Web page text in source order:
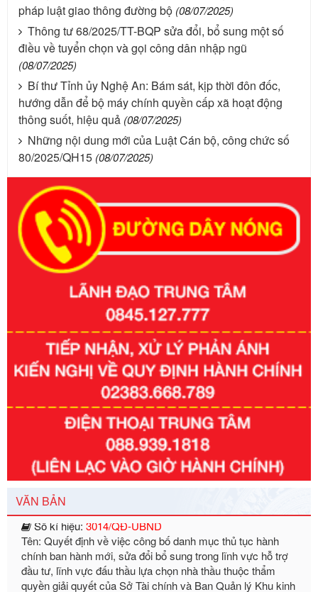
pháp luật giao thông đường bộ (08/07/2025)
Thông tư 68/2025/TT-BQP sửa đổi, bổ sung một số
điều về tuyển chọn và gọi công dân nhập ngũ
(08/07/2025)
Bí thư Tỉnh ủy Nghệ An: Bám sát, kịp thời đôn đốc,
hướng dẫn để bộ máy chính quyền cấp xã hoạt động
thông suốt, hiệu quả (08/07/2025)
Những nội dung mới của Luật Cán bộ, công chức số
80/2025/QH15 (08/07/2025)
VĂN BẢN
Số kí hiệu:351/2025/NĐ-CP
Tên: Nghị định số 351/2025/NĐ-CP của Chính phủ: Quy
định chuẩn nghèo đa chiều quốc gia giai đoạn 2026 - 2030
Ngày ban hành: 29/12/2026
Số kí hiệu:
Tên: Quyết định về việc công bố danh mục thủ tục hành
chính ban hành mới, sửa đổi bổ sung trong lĩnh vực hỗ trợ
đầu tư, lĩnh vực đấu thầu lựa chọn nhà thầu thuộc thẩm
quyền giải quyết của Sở Tài chính và Ban Quản lý Khu kinh
tế Đông Nam Nghệ An
Ngày ban hành: 23/09/2026